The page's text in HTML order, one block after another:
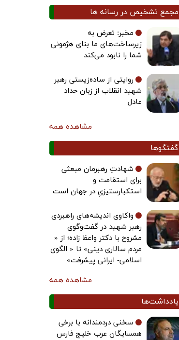
مجمع تشخیص در رسانه ها
مخبر: تعرض به
زیرساخت‌های ما بنای هژمونی
شما را نابود می‌کند
روایتی از ساده‌زیستی رهبر
شهید انقلاب از زبان حداد
عادل
مشاهده همه
گفتگوها
شهادتِ رهبرمان مبعثی
برای استقامت و
استکبارستیزیِ در جهان است
واکاوی اندیشه‌های راهبردی
رهبر شهید در گفت‌وگوی
مشروح با دکتر واعظ زاده؛ از «
مردم سالاری دینی» تا « الگوی
اسلامی- ایرانی پیشرفت»
مشاهده همه
یادداشت‌ها
سخنی دردمندانه با برخی
همسایگان عرب خلیج فارس